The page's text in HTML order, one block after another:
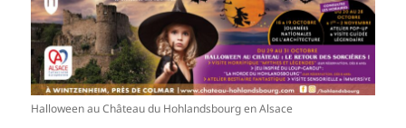
Halloween au Château du Hohlandsbourg en Alsace